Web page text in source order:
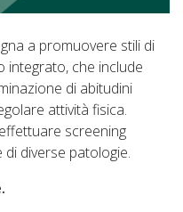
a promuovere stili di
integrato, che include
di abitudini
attività fisica.
screening
diverse patologie.